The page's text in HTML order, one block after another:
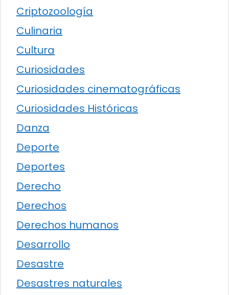
Criptozoología
Culinaria
Cultura
Curiosidades
Curiosidades cinematográficas
Curiosidades Históricas
Danza
Deporte
Deportes
Derecho
Derechos
Derechos humanos
Desarrollo
Desastre
Desastres naturales